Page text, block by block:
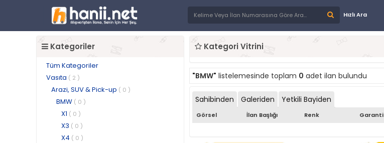
Hızlı Ara
Kategoriler
Tüm Kategoriler
Vasıta ( 2 )
Arazi, SUV & Pick-up ( 0 )
BMW ( 0 )
X1 ( 0 )
X3 ( 0 )
X4 ( 0 )
Kategori Vitrini
"BMW" listelemesinde toplam 0 adet ilan bulundu
Sahibinden Galeriden Yetkili Bayiden
Görsel İlan Başlığı Renk Garanti